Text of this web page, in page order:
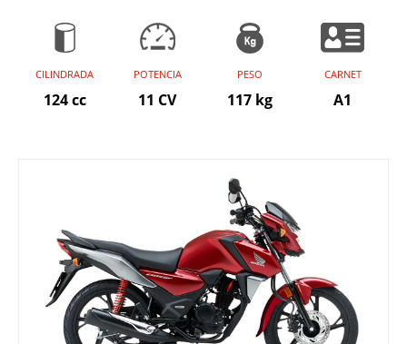
CILINDRADA
124 cc
POTENCIA
11 CV
PESO
117 kg
CARNET
A1